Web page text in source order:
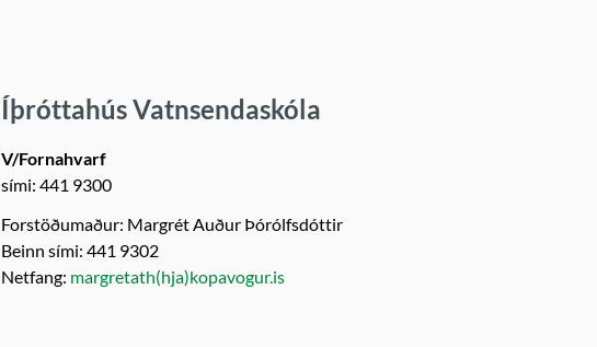
Íþróttahús Vatnsendaskóla
V/Fornahvarf
sími: 441 9300
Forstöðumaður: Margrét Auður Þórólfsdóttir
Beinn sími: 441 9302
Netfang: margretath(hja)kopavogur.is